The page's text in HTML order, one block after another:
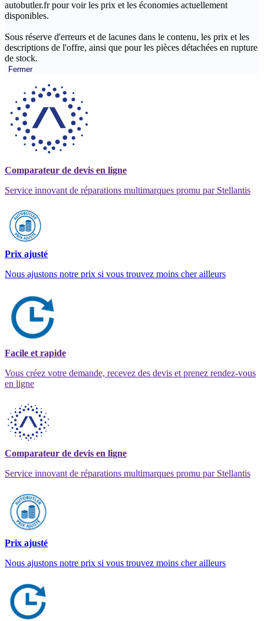
autobutler.fr pour voir les prix et les économies actuellement
disponibles.
Sous réserve d'erreurs et de lacunes dans le contenu, les prix et les
descriptions de l'offre, ainsi que pour les pièces détachées en rupture
de stock.
Fermer
Comparateur de devis en ligne
Service innovant de réparations multimarques promu par Stellantis
Prix ajusté
Nous ajustons notre prix si vous trouvez moins cher ailleurs
Facile et rapide
Vous créez votre demande, recevez des devis et prenez rendez-vous
en ligne
Comparateur de devis en ligne
Service innovant de réparations multimarques promu par Stellantis
Prix ajusté
Nous ajustons notre prix si vous trouvez moins cher ailleurs